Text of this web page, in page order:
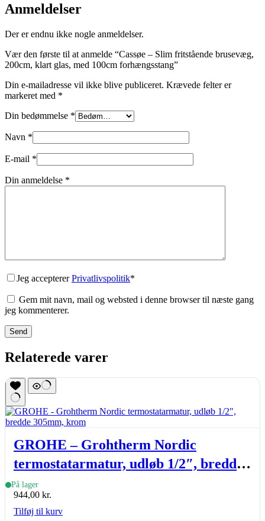
Anmeldelser
Der er endnu ikke nogle anmeldelser.
Vær den første til at anmelde “Cassøe – Slim fritstående brusevæg,
200cm, klart glas, med 100cm forhængsstang”
Din e-mailadresse vil ikke blive publiceret. Krævede felter er
markeret med *
Din bedømmelse *
Navn *
E-mail *
Din anmeldelse *
Jeg acceptererPrivatlivspolitik*
Gem mit navn, mail og websted i denne browser til næste gang
jeg kommenterer.
Send
Relaterede varer
GROHE – Grohtherm Nordic
termostatarmatur, udløb 1/2″, bredde
305mm, krom
På lager
944,00 kr.
Tilføj til kurv